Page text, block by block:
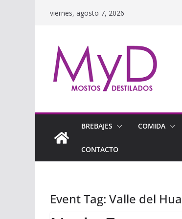
viernes, agosto 7, 2026
BREBAJES COMIDA
CONTACTO
Event Tag: Valle del